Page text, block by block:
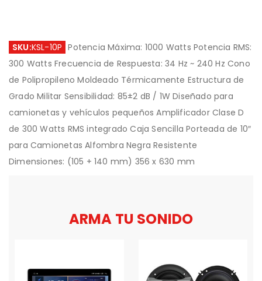
SKU:KSL-10P Potencia Máxima: 1000 Watts Potencia RMS:
300 Watts Frecuencia de Respuesta: 34 Hz ~ 240 Hz Cono
de Polipropileno Moldeado Térmicamente Estructura de
Grado Militar Sensibilidad: 85±2 dB / 1W Diseñado para
camionetas y vehículos pequeños Amplificador Clase D
de 300 Watts RMS integrado Caja Sencilla Porteada de 10″
para Camionetas Alfombra Negra Resistente
Dimensiones: (105 + 140 mm) 356 x 630 mm
ARMA TU SONIDO